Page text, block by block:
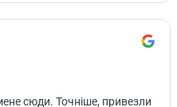
сюди. Точніше, привезли